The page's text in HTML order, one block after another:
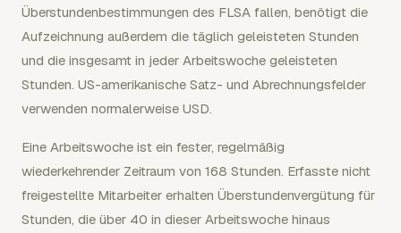
Überstundenbestimmungen des FLSA fallen, benötigt die
Aufzeichnung außerdem die täglich geleisteten Stunden
und die insgesamt in jeder Arbeitswoche geleisteten
Stunden. US-amerikanische Satz- und Abrechnungsfelder
verwenden normalerweise USD.
Eine Arbeitswoche ist ein fester, regelmäßig
wiederkehrender Zeitraum von 168 Stunden. Erfasste nicht
freigestellte Mitarbeiter erhalten Überstundenvergütung für
Stunden, die über 40 in dieser Arbeitswoche hinaus